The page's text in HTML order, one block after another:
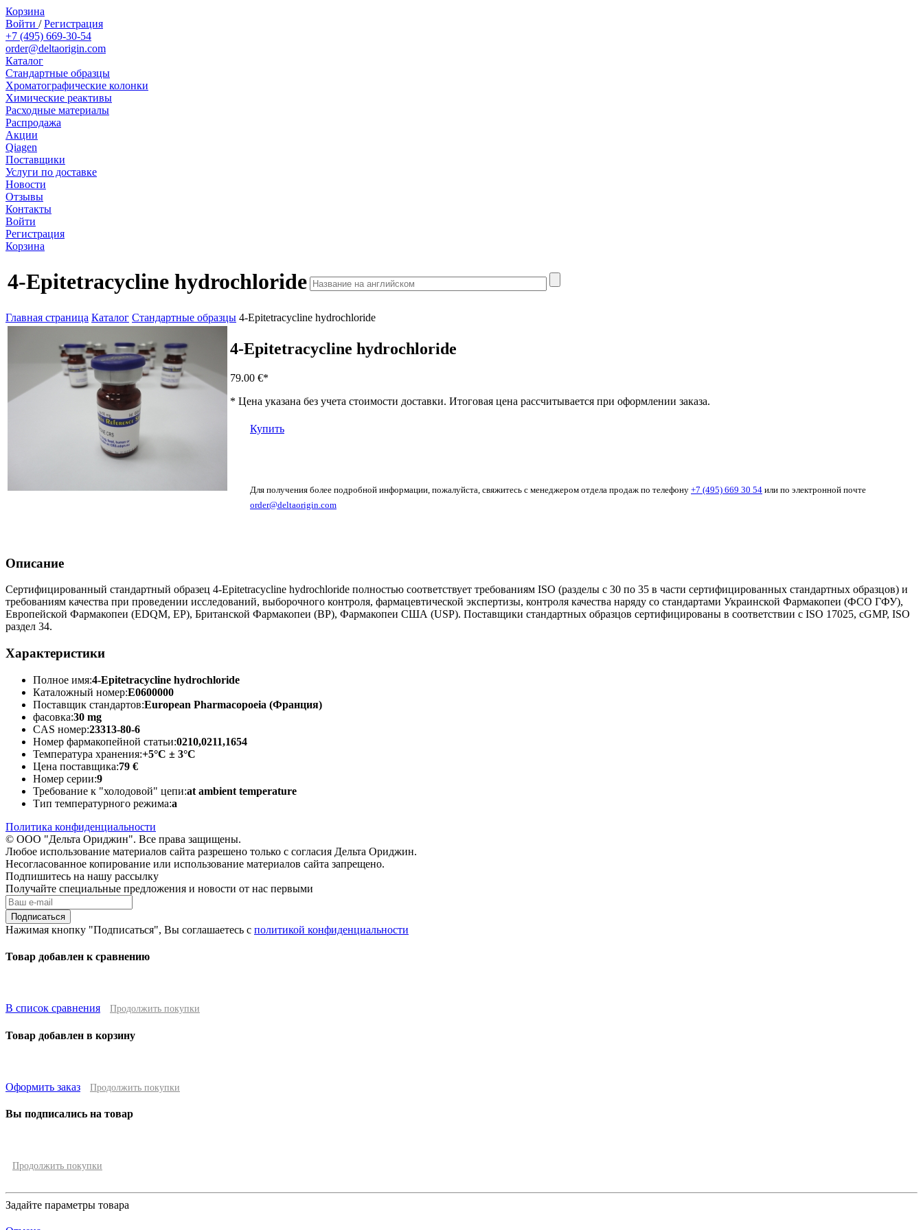
Корзина
Войти /Регистрация
+7 (495) 669-30-54
order@deltaorigin.com
Каталог
Стандартные образцы
Хроматографические колонки
Химические реактивы
Расходные материалы
Распродажа
Акции
Qiagen
Поставщики
Услуги по доставке
Новости
Отзывы
Контакты
Войти
Регистрация
Корзина
4-Epitetracycline hydrochloride
Главная страница Каталог Стандартные образцы 4-Epitetracycline hydrochloride
4-Epitetracycline hydrochloride
79.00 €*
* Цена указана без учета стоимости доставки. Итоговая цена рассчитывается при оформлении заказа.
Купить
Для получения более подробной информации, пожалуйста, свяжитесь с менеджером отдела продаж по телефону +7 (495) 669 30 54 или по электронной почте
order@deltaorigin.com
Описание
Сертифицированный стандартный образец 4-Epitetracycline hydrochloride полностью соответствует требованиям ISO (разделы с 30 по 35 в части сертифицированных стандартных образцов) и
требованиям качества при проведении исследований, выборочного контроля, фармацевтической экспертизы, контроля качества наряду со стандартами Украинской Фармакопеи (ФСО ГФУ),
Европейской Фармакопеи (EDQM, EP), Британской Фармакопеи (BP), Фармакопеи США (USP). Поставщики стандартных образцов сертифицированы в соответствии с ISO 17025, cGMP, ISO
раздел 34.
Характеристики
Полное имя:4-Epitetracycline hydrochloride
Каталожный номер:E0600000
Поставщик стандартов:European Pharmacopoeia (Франция)
фасовка:30 mg
CAS номер:23313-80-6
Номер фармакопейной статьи:0210,0211,1654
Температура хранения:+5°C ± 3°C
Цена поставщика:79 €
Номер серии:9
Требование к "холодовой" цепи:at ambient temperature
Тип температурного режима:a
Политика конфиденциальности
© ООО "Дельта Ориджин". Все права защищены.
Любое использование материалов сайта разрешено только с согласия Дельта Ориджин.
Несогласованное копирование или использование материалов сайта запрещено.
Подпишитесь на нашу рассылку
Получайте специальные предложения и новости от нас первыми
Подписаться
Нажимая кнопку "Подписаться", Вы соглашаетесь с политикой конфиденциальности
Товар добавлен к сравнению
В список сравнения Продолжить покупки
Товар добавлен в корзину
Оформить заказ Продолжить покупки
Вы подписались на товар
Продолжить покупки
Задайте параметры товара